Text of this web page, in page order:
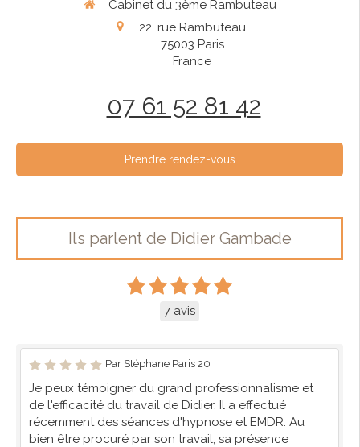
Cabinet du 3ème Rambuteau
22, rue Rambuteau
75003 Paris
France
07 61 52 81 42
Prendre rendez-vous
Ils parlent de Didier Gambade
7 avis
Par Stéphane Paris 20
Je peux témoigner du grand professionnalisme et
de l'efficacité du travail de Didier. Il a effectué
récemment des séances d'hypnose et EMDR. Au
bien être procuré par son travail, sa présence